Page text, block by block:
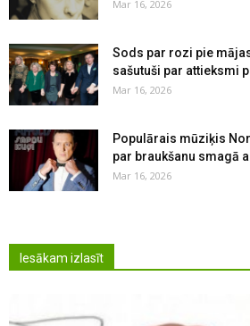
Mar 16, 2026
Sods par rozi pie
sašutuši par attieksmi
Mar 16, 2026
Populārais mūziķis
par braukšanu smagā
Mar 16, 2026
Iesākam izlasīt